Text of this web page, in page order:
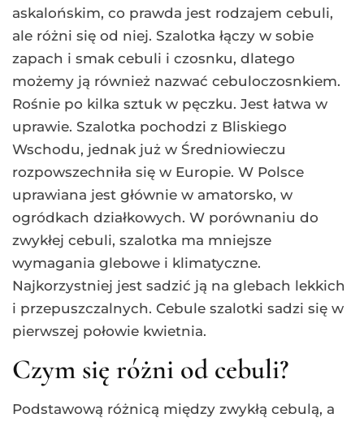
askalońskim, co prawda jest rodzajem cebuli,
ale różni się od niej. Szalotka łączy w sobie
zapach i smak cebuli i czosnku, dlatego
możemy ją również nazwać cebuloczosnkiem.
Rośnie po kilka sztuk w pęczku. Jest łatwa w
uprawie. Szalotka pochodzi z Bliskiego
Wschodu, jednak już w Średniowieczu
rozpowszechniła się w Europie. W Polsce
uprawiana jest głównie w amatorsko, w
ogródkach działkowych. W porównaniu do
zwykłej cebuli, szalotka ma mniejsze
wymagania glebowe i klimatyczne.
Najkorzystniej jest sadzić ją na glebach lekkich
i przepuszczalnych. Cebule szalotki sadzi się w
pierwszej połowie kwietnia.
Czym się różni od cebuli?
Podstawową różnicą między zwykłą cebulą, a